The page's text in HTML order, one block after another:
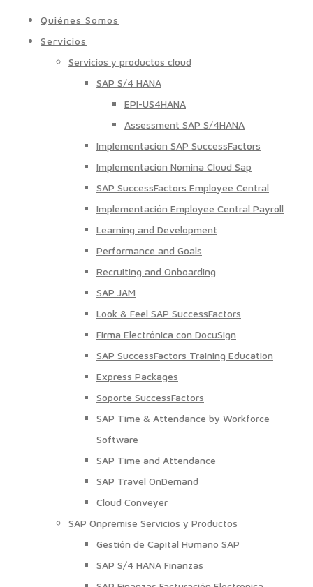
Quiénes Somos
Servicios
Servicios y productos cloud
SAP S/4 HANA
EPI-US4HANA
Assessment SAP S/4HANA
Implementación SAP SuccessFactors
Implementación Nómina Cloud Sap
SAP SuccessFactors Employee Central
Implementación Employee Central Payroll
Learning and Development
Performance and Goals
Recruiting and Onboarding
SAP JAM
Look & Feel SAP SuccessFactors
Firma Electrónica con DocuSign
SAP SuccessFactors Training Education
Express Packages
Soporte SuccessFactors
SAP Time & Attendance by Workforce
Software
SAP Time and Attendance
SAP Travel OnDemand
Cloud Conveyer
SAP Onpremise Servicios y Productos
Gestión de Capital Humano SAP
SAP S/4 HANA Finanzas